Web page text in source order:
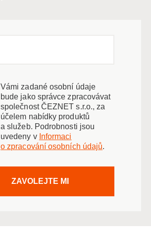
Vámi zadané osobní údaje
bude jako správce zpracovávat
společnost ČEZNET s.r.o., za
účelem nabídky produktů
a služeb. Podrobnosti jsou
uvedeny v Informaci
o zpracování osobních údajů.
ZAVOLEJTE MI